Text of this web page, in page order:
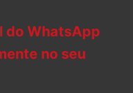
do WhatsApp
no seu